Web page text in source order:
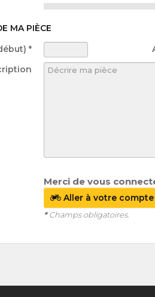
MA PIÈCE
*
Merci de vous
Aller à votre compte
*Champs obligatoires.